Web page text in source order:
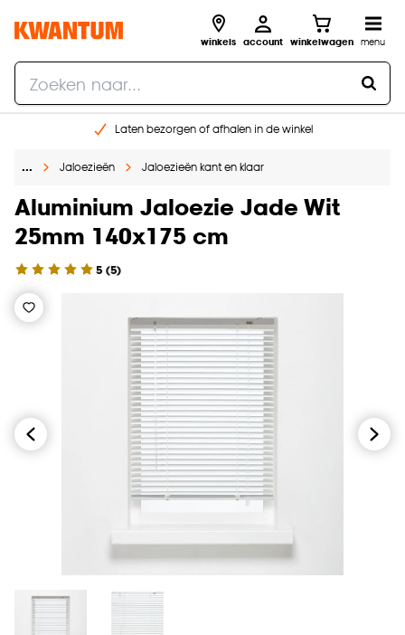
winkels account winkelwagen menu
Laten bezorgen of afhalen in de winkel
Gratis raam advies en inmeten aan huis
… Jaloezieën Jaloezieën kant en klaar
Aluminium Jaloezie Jade Wit
25mm 140x175 cm
5 (5)